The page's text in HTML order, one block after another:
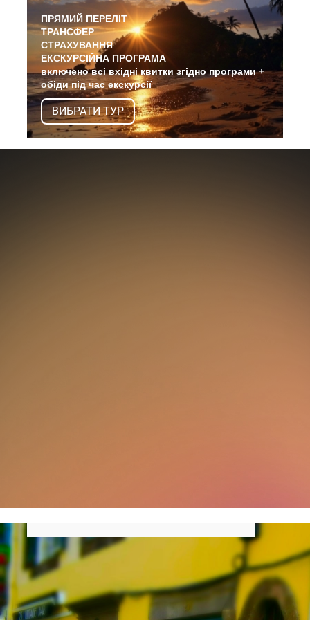
ПРЯМИЙ ПЕРЕЛІТ
ТРАНСФЕР
СТРАХУВАННЯ
ЕКСКУРСІЙНА ПРОГРАМА
включено всі вхідні квитки згідно програми +
обіди під час екскурсії
ВИБРАТИ ТУР